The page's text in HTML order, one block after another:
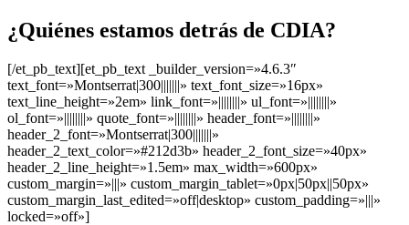
¿Quiénes estamos detrás de CDIA?
[/et_pb_text][et_pb_text _builder_version=»4.6.3″
text_font=»Montserrat|300|||||||» text_font_size=»16px»
text_line_height=»2em» link_font=»||||||||» ul_font=»||||||||»
ol_font=»||||||||» quote_font=»||||||||» header_font=»||||||||»
header_2_font=»Montserrat|300|||||||»
header_2_text_color=»#212d3b» header_2_font_size=»40px»
header_2_line_height=»1.5em» max_width=»600px»
custom_margin=»|||» custom_margin_tablet=»0px|50px||50px»
custom_margin_last_edited=»off|desktop» custom_padding=»|||»
locked=»off»]